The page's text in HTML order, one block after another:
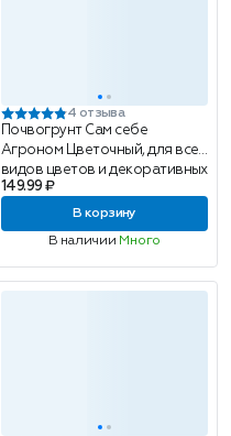
4 отзыва
Почвогрунт Сам себе
Агроном Цветочный, для всех
видов цветов и декоративных
растений, 10л
149.99 ₽
В корзину
В наличии Много